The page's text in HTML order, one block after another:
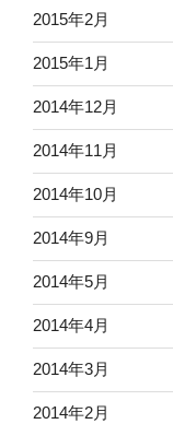
2015年2月
2015年1月
2014年12月
2014年11月
2014年10月
2014年9月
2014年5月
2014年4月
2014年3月
2014年2月